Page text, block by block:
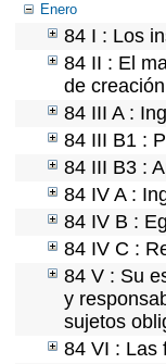
Enero
84 I : Los
84 II : El
de
84 III A :
84 III B1 :
84 III B3 :
84 IV A :
84 IV B :
84 IV C :
84 V : Su
y
sujetos
84 VI : Las